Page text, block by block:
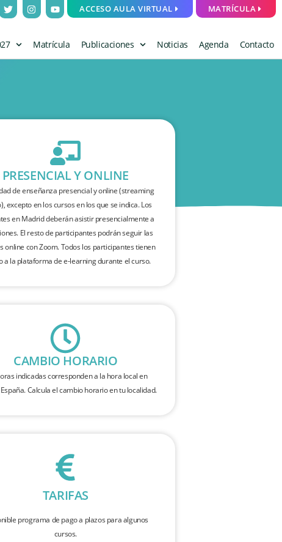
ACCESO AULA VIRTUAL MATRÍCULA
Matrícula Publicaciones Noticias Agenda Contacto
PRESENCIAL Y ONLINE
de enseñanza presencial y online (streaming
excepto en los cursos en los que se indica. Los
en Madrid deberán asistir presencialmente a
El resto de participantes podrán seguir las
online con Zoom. Todos los participantes tienen
a la plataforma de e-learning durante el curso.
CAMBIO HORARIO
indicadas corresponden a la hora local en
Calcula el cambio horario en tu localidad.
TARIFAS
programa de pago a plazos para algunos
cursos.